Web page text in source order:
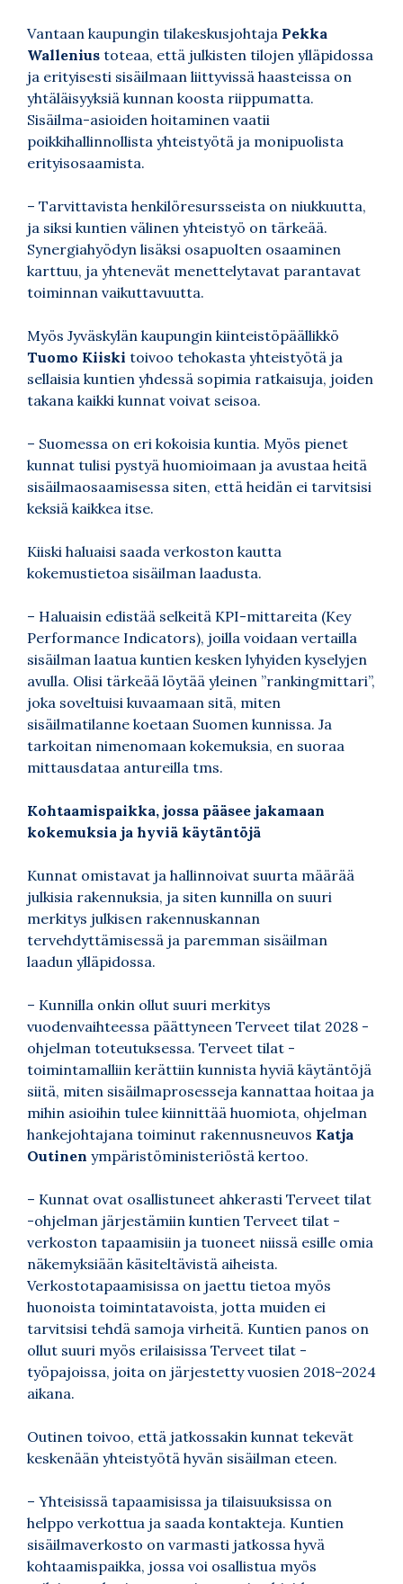
Vantaan kaupungin tilakeskusjohtaja Pekka
Wallenius toteaa, että julkisten tilojen ylläpidossa
ja erityisesti sisäilmaan liittyvissä haasteissa on
yhtäläisyyksiä kunnan koosta riippumatta.
Sisäilma-asioiden hoitaminen vaatii
poikkihallinnollista yhteistyötä ja monipuolista
erityisosaamista.
– Tarvittavista henkilöresursseista on niukkuutta,
ja siksi kuntien välinen yhteistyö on tärkeää.
Synergiahyödyn lisäksi osapuolten osaaminen
karttuu, ja yhtenevät menettelytavat parantavat
toiminnan vaikuttavuutta.
Myös Jyväskylän kaupungin kiinteistöpäällikkö
Tuomo Kiiski toivoo tehokasta yhteistyötä ja
sellaisia kuntien yhdessä sopimia ratkaisuja, joiden
takana kaikki kunnat voivat seisoa.
– Suomessa on eri kokoisia kuntia. Myös pienet
kunnat tulisi pystyä huomioimaan ja avustaa heitä
sisäilmaosaamisessa siten, että heidän ei tarvitsisi
keksiä kaikkea itse.
Kiiski haluaisi saada verkoston kautta
kokemustietoa sisäilman laadusta.
– Haluaisin edistää selkeitä KPI-mittareita (Key
Performance Indicators), joilla voidaan vertailla
sisäilman laatua kuntien kesken lyhyiden kyselyjen
avulla. Olisi tärkeää löytää yleinen ”rankingmittari”,
joka soveltuisi kuvaamaan sitä, miten
sisäilmatilanne koetaan Suomen kunnissa. Ja
tarkoitan nimenomaan kokemuksia, en suoraa
mittausdataa antureilla tms.
Kohtaamispaikka, jossa pääsee jakamaan
kokemuksia ja hyviä käytäntöjä
Kunnat omistavat ja hallinnoivat suurta määrää
julkisia rakennuksia, ja siten kunnilla on suuri
merkitys julkisen rakennuskannan
tervehdyttämisessä ja paremman sisäilman
laadun ylläpidossa.
– Kunnilla onkin ollut suuri merkitys
vuodenvaihteessa päättyneen Terveet tilat 2028 -
ohjelman toteutuksessa. Terveet tilat -
toimintamalliin kerättiin kunnista hyviä käytäntöjä
siitä, miten sisäilmaprosesseja kannattaa hoitaa ja
mihin asioihin tulee kiinnittää huomiota, ohjelman
hankejohtajana toiminut rakennusneuvos Katja
Outinen ympäristöministeriöstä kertoo.
– Kunnat ovat osallistuneet ahkerasti Terveet tilat
-ohjelman järjestämiin kuntien Terveet tilat -
verkoston tapaamisiin ja tuoneet niissä esille omia
näkemyksiään käsiteltävistä aiheista.
Verkostotapaamisissa on jaettu tietoa myös
huonoista toimintatavoista, jotta muiden ei
tarvitsisi tehdä samoja virheitä. Kuntien panos on
ollut suuri myös erilaisissa Terveet tilat -
työpajoissa, joita on järjestetty vuosien 2018–2024
aikana.
Outinen toivoo, että jatkossakin kunnat tekevät
keskenään yhteistyötä hyvän sisäilman eteen.
– Yhteisissä tapaamisissa ja tilaisuuksissa on
helppo verkottua ja saada kontakteja. Kuntien
sisäilmaverkosto on varmasti jatkossa hyvä
kohtaamispaikka, jossa voi osallistua myös